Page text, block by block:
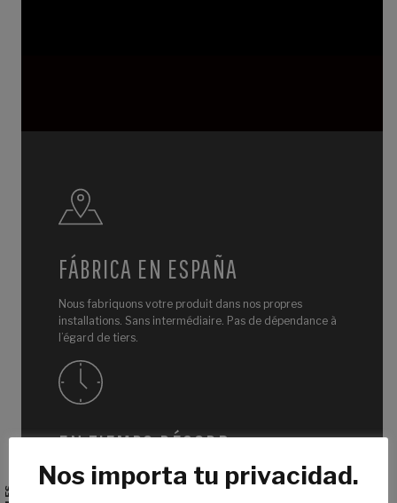
FÁBRICA EN ESPAÑA
Nous fabriquons votre produit dans nos propres
installations. Sans intermédiaire. Pas de dépendance à
l’égard de tiers.
EN TIEMPO RÉCORD
Des délais d’exécution bien inférieurs à ceux de nos
Nos importa tu privacidad.